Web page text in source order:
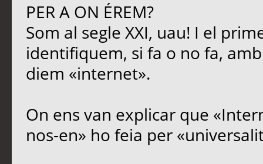
PER A ON ÉREM?
Som al segle XXI, uau! I el
identifiquem, si fa o no fa,
diem «internet».
On ens van explicar que
nos-en» ho feia per